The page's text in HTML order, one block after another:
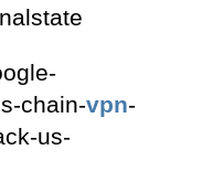
chain-vpn-
us-